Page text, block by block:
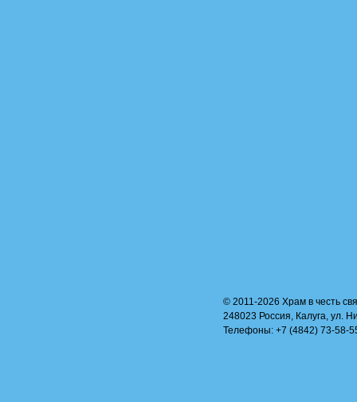
© 2011-2026 Храм в честь
248023 Россия, Калуга, ул.
Телефоны: +7 (4842) 73-58-